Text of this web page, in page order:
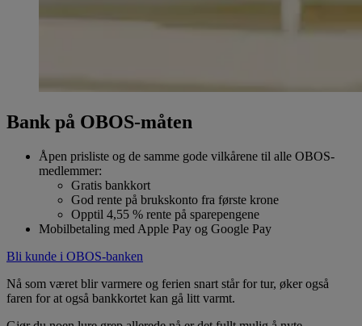
Bank på OBOS-måten
Åpen prisliste og de samme gode vilkårene til alle OBOS-
medlemmer:
Gratis bankkort
God rente på brukskonto fra første krone
Opptil 4,55 % rente på sparepengene
Mobilbetaling med Apple Pay og Google Pay
Bli kunde i OBOS-banken
Nå som været blir varmere og ferien snart står for tur, øker også
faren for at også bankkortet kan gå litt varmt.